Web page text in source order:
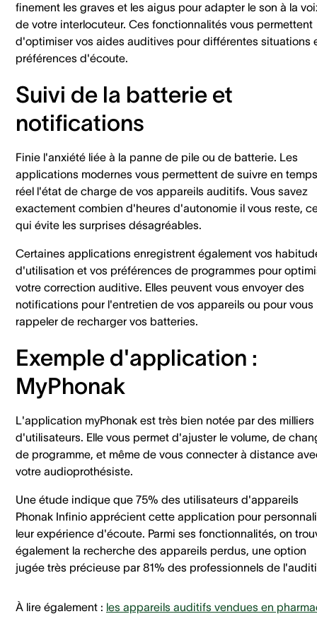
finement les graves et les aigus pour adapter le son à la
de votre interlocuteur. Ces fonctionnalités vous permettent
d'optimiser vos aides auditives pour différentes situations
préférences d'écoute.
Suivi de la batterie et
notifications
Finie l'anxiété liée à la panne de pile ou de batterie. Les
applications modernes vous permettent de suivre en temps
réel l'état de charge de vos appareils auditifs. Vous savez
exactement combien d'heures d'autonomie il vous reste,
qui évite les surprises désagréables.
Certaines applications enregistrent également vos
d'utilisation et vos préférences de programmes pour
votre correction auditive. Elles peuvent vous envoyer des
notifications pour l'entretien de vos appareils ou pour vous
rappeler de recharger vos batteries.
Exemple d'application :
MyPhonak
L'application myPhonak est très bien notée par des milliers
d'utilisateurs. Elle vous permet d'ajuster le volume, de
de programme, et même de vous connecter à distance
votre audioprothésiste.
Une étude indique que 75% des utilisateurs d'appareils
Phonak Infinio apprécient cette application pour
leur expérience d'écoute. Parmi ses fonctionnalités, on
également la recherche des appareils perdus, une option
jugée très précieuse par 81% des professionnels de
À lire également : les appareils auditifs vendues en